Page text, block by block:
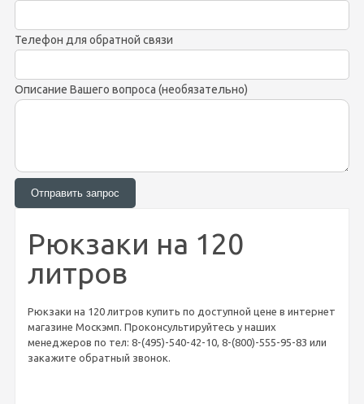
Телефон для обратной связи
Описание Вашего вопроса (необязательно)
Рюкзаки на 120
литров
Рюкзаки на 120 литров купить по доступной цене в интернет
магазине Москэмп. Проконсультируйтесь у наших
менеджеров по тел: 8-(495)-540-42-10, 8-(800)-555-95-83 или
закажите обратный звонок.